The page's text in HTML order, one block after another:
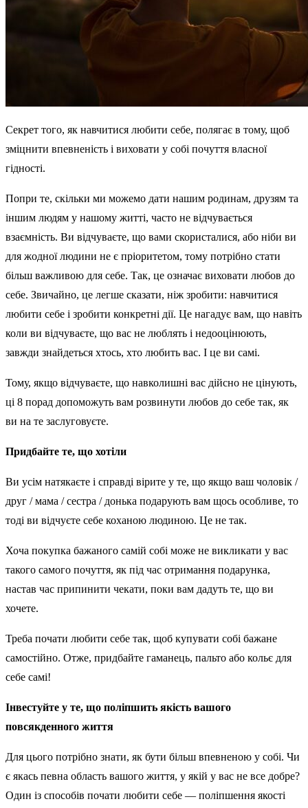
Секрет того, як навчитися любити себе, полягає в тому, щоб
зміцнити впевненість і виховати у собі почуття власної
гідності.
Попри те, скільки ми можемо дати нашим родинам, друзям та
іншим людям у нашому житті, часто не відчувається
взаємність. Ви відчуваєте, що вами скористалися, або ніби ви
для жодної людини не є пріоритетом, тому потрібно стати
більш важливою для себе. Так, це означає виховати любов до
себе. Звичайно, це легше сказати, ніж зробити: навчитися
любити себе і зробити конкретні дії. Це нагадує вам, що навіть
коли ви відчуваєте, що вас не люблять і недооцінюють,
завжди знайдеться хтось, хто любить вас. І це ви самі.
Тому, якщо відчуваєте, що навколишні вас дійсно не цінують,
ці 8 порад допоможуть вам розвинути любов до себе так, як
ви на те заслуговуєте.
Придбайте те, що хотіли
Ви усім натякаєте і справді вірите у те, що якщо ваш чоловік /
друг / мама / сестра / донька подарують вам щось особливе, то
тоді ви відчуєте себе коханою людиною. Це не так.
Хоча покупка бажаного самій собі може не викликати у вас
такого самого почуття, як під час отримання подарунка,
настав час припинити чекати, поки вам дадуть те, що ви
хочете.
Треба почати любити себе так, щоб купувати собі бажане
самостійно. Отже, придбайте гаманець, пальто або кольє для
себе самі!
Інвестуйте у те, що поліпшить якість вашого
повсякденного життя
Для цього потрібно знати, як бути більш впевненою у собі. Чи
є якась певна область вашого життя, у якій у вас не все добре?
Один із способів почати любити себе — поліпшення якості